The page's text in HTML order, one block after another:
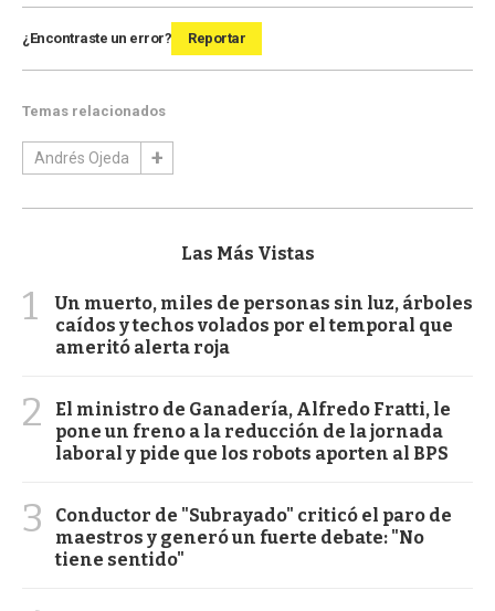
¿Encontraste un error? Reportar
Temas relacionados
Andrés Ojeda
Las Más Vistas
1
Un muerto, miles de personas sin luz, árboles
caídos y techos volados por el temporal que
ameritó alerta roja
2
El ministro de Ganadería, Alfredo Fratti, le
pone un freno a la reducción de la jornada
laboral y pide que los robots aporten al BPS
3
Conductor de "Subrayado" criticó el paro de
maestros y generó un fuerte debate: "No
tiene sentido"